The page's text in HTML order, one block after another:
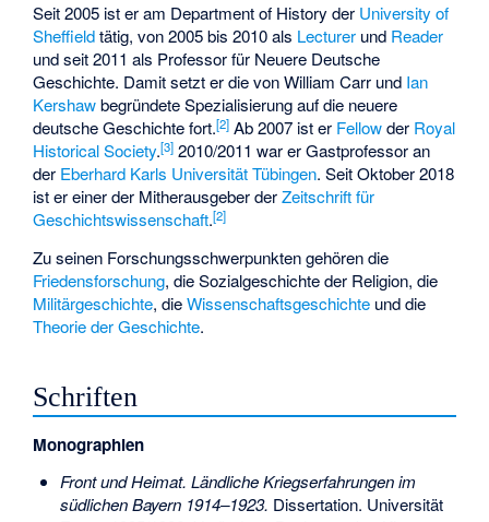
Seit 2005 ist er am Department of History der University of
Sheffieldtätig, von 2005 bis 2010 als Lecturer und Reader
und seit 2011 als Professor für Neuere Deutsche
Geschichte. Damit setzt er die vonWilliam Carr und Ian
Kershawbegründete Spezialisierung auf die neuere
deutsche Geschichte fort.[2] Ab 2007 ist er Fellowder Royal
Historical Society.[3] 2010/2011 war er Gastprofessor an
der Eberhard Karls Universität Tübingen. Seit Oktober 2018
ist er einer der Mitherausgeber derZeitschrift für
Geschichtswissenschaft.[2]
Zu seinen Forschungsschwerpunkten gehören die
Friedensforschung, die Sozialgeschichte der Religion, die
Militärgeschichte, dieWissenschaftsgeschichte und die
Theorie der Geschichte.
Schriften
Monographien
Front und Heimat. Ländliche Kriegserfahrungen im
südlichen Bayern 1914–1923. Dissertation. Universität